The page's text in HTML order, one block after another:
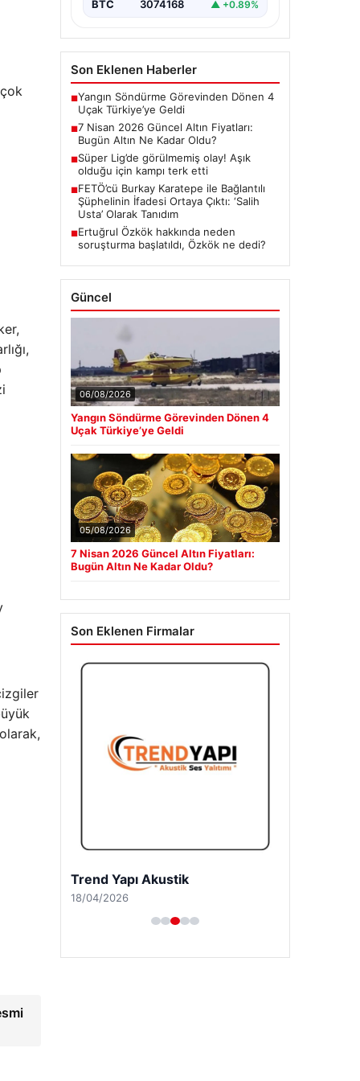
BTC 3074168 ▲ +0.89%
Son Eklenen Haberler
■Yangın Söndürme Görevinden Dönen 4
Uçak Türkiye’ye Geldi
■7 Nisan 2026 Güncel Altın Fiyatları:
Bugün Altın Ne Kadar Oldu?
■Süper Lig’de görülmemiş olay! Aşık
olduğu için kampı terk etti
■FETÖ’cü Burkay Karatepe ile Bağlantılı
Şüphelinin İfadesi Ortaya Çıktı: ‘Salih
Usta’ Olarak Tanıdım
■Ertuğrul Özkök hakkında neden
soruşturma başlatıldı, Özkök ne dedi?
Güncel
06/08/2026
Yangın Söndürme Görevinden Dönen 4
Uçak Türkiye’ye Geldi
05/08/2026
7 Nisan 2026 Güncel Altın Fiyatları:
Bugün Altın Ne Kadar Oldu?
Son Eklenen Firmalar
A Life Ankara Hastanesi
27/03/2026